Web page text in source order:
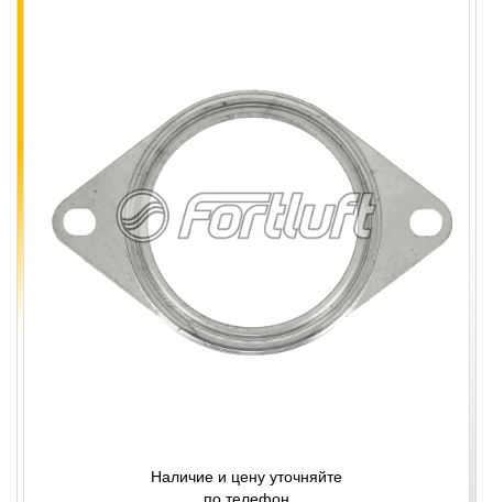
Наличие и цену уточняйте